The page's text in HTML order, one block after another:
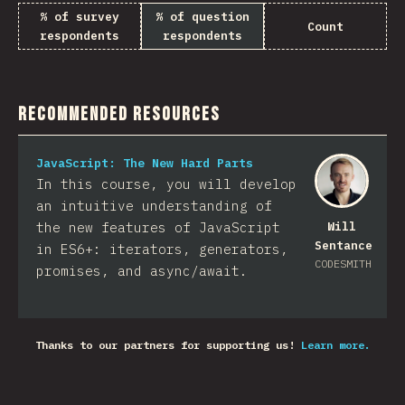
% of survey
respondents
% of question
respondents
Count
Recommended Resources
Will
Sentance
CODESMITH
JavaScript: The New Hard Parts
In this course, you will develop
an intuitive understanding of
the new features of JavaScript
in ES6+: iterators, generators,
promises, and async/await.
Thanks to our partners for supporting us! Learn more.